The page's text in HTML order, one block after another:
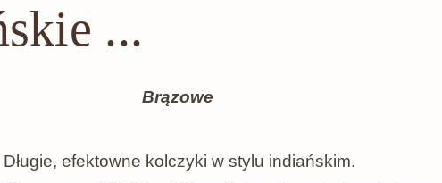
...
Brązowe
Długie, efektowne kolczyki w stylu indiańskim.